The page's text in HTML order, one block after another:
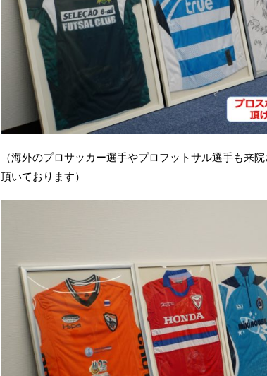
（海外のプロサッカー選手やプロフットサル選手も来
頂いております）